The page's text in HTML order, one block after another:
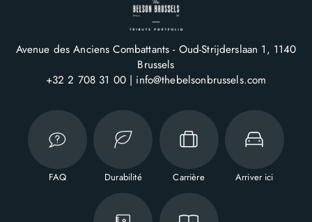
Avenue des Anciens Combattants - Oud-Strijderslaan 1
1140
Brussels
+32 2 708 31 00
info@thebelsonbrussels.com
FAQ Durabilité Carrière Arriver ici